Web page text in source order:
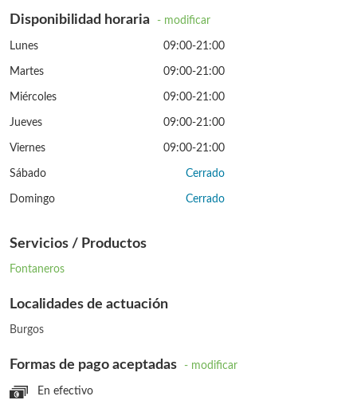
Disponibilidad horaria - modificar
Lunes 09:00-21:00
Martes 09:00-21:00
Miércoles 09:00-21:00
Jueves 09:00-21:00
Viernes 09:00-21:00
Sábado Cerrado
Domingo Cerrado
Servicios / Productos
Fontaneros
Localidades de actuación
Burgos
Formas de pago aceptadas - modificar
En efectivo